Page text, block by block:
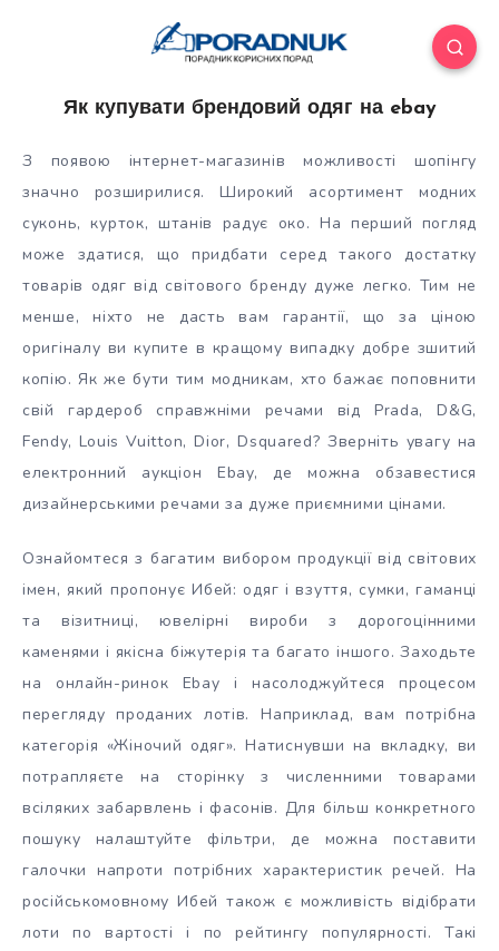
Як купувати брендовий одяг на ebay
З появою інтернет-магазинів можливості шопінгу
значно розширилися. Широкий асортимент модних
суконь, курток, штанів радує око. На перший погляд
може здатися, що придбати серед такого достатку
товарів одяг від світового бренду дуже легко. Тим не
менше, ніхто не дасть вам гарантії, що за ціною
оригіналу ви купите в кращому випадку добре зшитий
копію. Як же бути тим модникам, хто бажає поповнити
свій гардероб справжніми речами від Prada, D&G,
Fendy, Louis Vuitton, Dior, Dsquared? Зверніть увагу на
електронний аукціон Ebay, де можна обзавестися
дизайнерськими речами за дуже приємними цінами.
Ознайомтеся з багатим вибором продукції від світових
імен, який пропонує Ибей: одяг і взуття, сумки, гаманці
та візитниці, ювелірні вироби з дорогоцінними
каменями і якісна біжутерія та багато іншого. Заходьте
на онлайн-ринок Ebay і насолоджуйтеся процесом
перегляду проданих лотів. Наприклад, вам потрібна
категорія «Жіночий одяг». Натиснувши на вкладку, ви
потрапляєте на сторінку з численними товарами
всіляких забарвлень і фасонів. Для більш конкретного
пошуку налаштуйте фільтри, де можна поставити
галочки напроти потрібних характеристик речей. На
російськомовному Ибей також є можливість відібрати
лоти по вартості і по рейтингу популярності. Такі